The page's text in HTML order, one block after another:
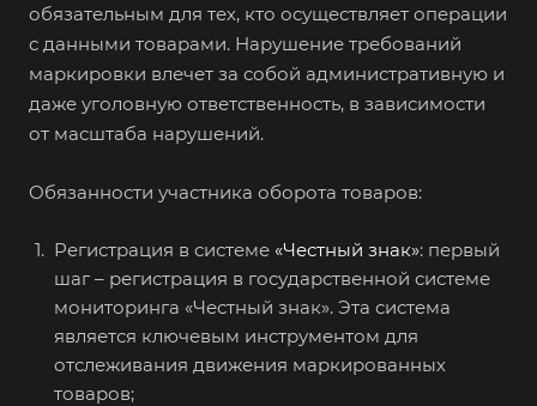
обязательным для тех, кто осуществляет операции
с данными товарами. Нарушение требований
маркировки влечет за собой административную и
даже уголовную ответственность, в зависимости
от масштаба нарушений.
Обязанности участника оборота товаров:
Регистрация в системе «Честный знак»: первый
шаг – регистрация в государственной системе
мониторинга «Честный знак». Эта система
является ключевым инструментом для
отслеживания движения маркированных
товаров;